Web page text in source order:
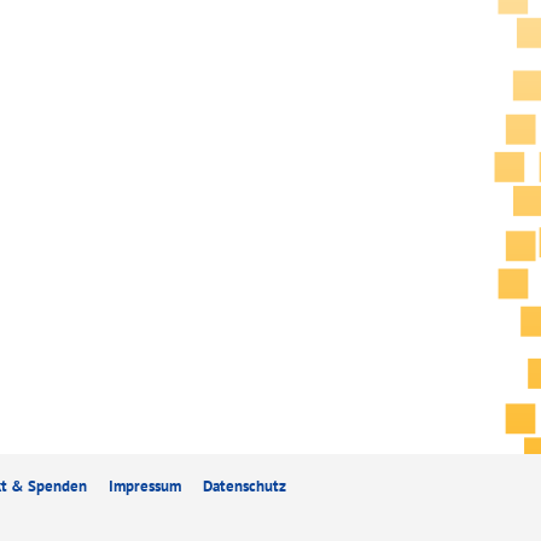
& Spenden Impressum Datenschutz